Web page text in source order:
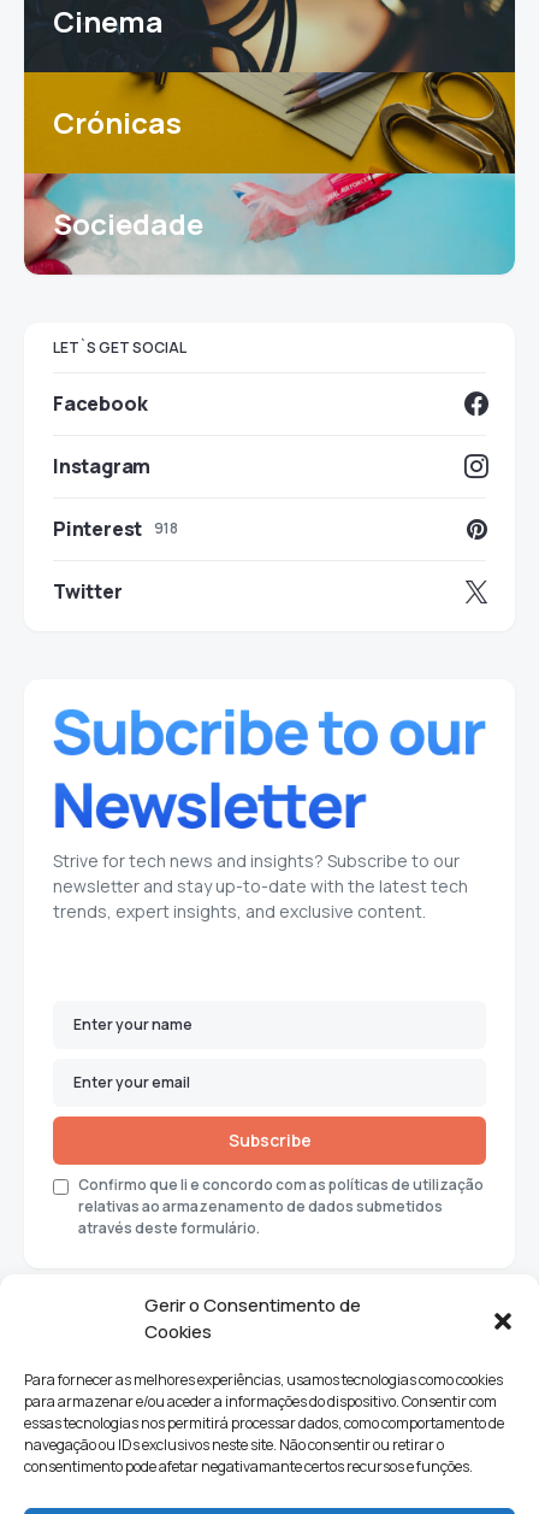
Gerir o Consentimento de
Cookies
Para fornecer as melhores experiências, usamos tecnologias como cookies
para armazenar e/ou aceder a informações do dispositivo. Consentir com
essas tecnologias nos permitirá processar dados, como comportamento de
navegação ou IDs exclusivos neste site. Não consentir ou retirar o
consentimento pode afetar negativamante certos recursos e funções.
Cinema
Crónicas
Sociedade
LET`S GET SOCIAL
Facebook
Instagram
Pinterest 918
Twitter
Strive for tech news and insights? Subscribe to our
newsletter and stay up-to-date with the latest tech
trends, expert insights, and exclusive content.
Subscribe
Confirmo que li e concordo com as políticas de utilização
relativas ao armazenamento de dados submetidos
através deste formulário.